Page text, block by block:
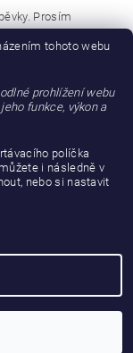
Prosím
tohoto webu
prohlížení webu
funkce, výkon a
políčka
i následně v
nebo si nastavit